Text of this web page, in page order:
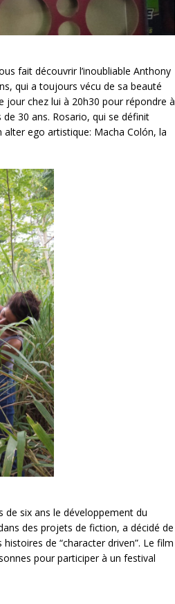
fait découvrir l’inoubliable Anthony
qui a toujours vécu de sa beauté
jour chez lui à 20h30 pour répondre à
30 ans. Rosario, qui se définit
alter ego artistique: Macha Colón, la
six ans le développement du
des projets de fiction, a décidé de
de “character driven”. Le film
pour participer à un festival